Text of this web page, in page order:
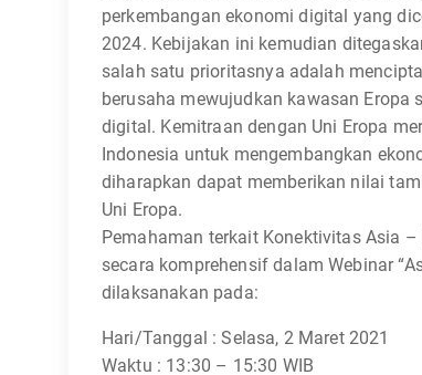
perkembangan ekonomi digital yang
2024. Kebijakan ini kemudian
salah satu prioritasnya adalah
berusaha mewujudkan kawasan
digital. Kemitraan dengan Uni Eropa
Indonesia untuk mengembangkan
diharapkan dapat memberikan nilai
Uni Eropa.
Pemahaman terkait Konektivitas Asia
secara komprehensif dalam Webinar
dilaksanakan pada:
Hari/Tanggal : Selasa, 2 Maret 2021
Waktu : 13:30 – 15:30 WIB